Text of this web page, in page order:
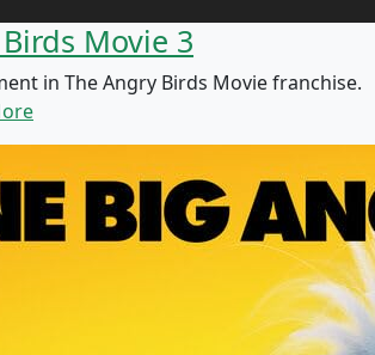
Movie 3
in The Angry Birds Movie franchise.